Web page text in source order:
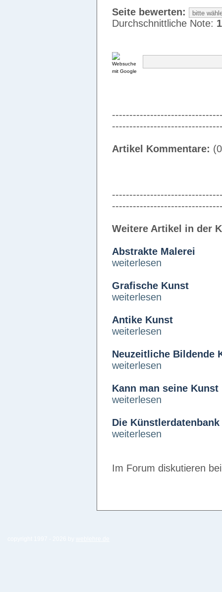
Seite bewerten:
Durchschnittliche Note: 1
Artikel Kommentare:
Weitere Artikel in der
Abstrakte Malerei
weiterlesen
Grafische Kunst
weiterlesen
Antike Kunst
weiterlesen
Neuzeitliche Bildende
weiterlesen
Kann man seine
weiterlesen
Die
weiterlesen
Im Forum diskutieren